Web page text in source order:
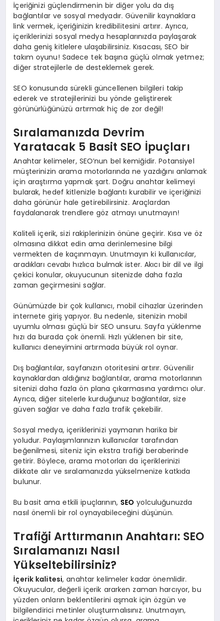
İçeriğinizi güçlendirmenin bir diğer yolu da dış
bağlantılar ve sosyal medyadır. Güvenilir kaynaklara
link vermek, içeriğinizin kredibilitesini artırır. Ayrıca,
içeriklerinizi sosyal medya hesaplarınızda paylaşarak
daha geniş kitlelere ulaşabilirsiniz. Kısacası, SEO bir
takım oyunu! Sadece tek başına güçlü olmak yetmez;
diğer stratejilerle de desteklemek gerek.
SEO konusunda sürekli güncellenen bilgileri takip
ederek ve stratejilerinizi bu yönde geliştirerek
görünürlüğünüzü artırmak hiç de zor değil!
Sıralamanızda Devrim
Yaratacak 5 Basit SEO İpuçları
Anahtar kelimeler, SEO’nun bel kemiğidir. Potansiyel
müşterinizin arama motorlarında ne yazdığını anlamak
için araştırma yapmak şart. Doğru anahtar kelimeyi
bularak, hedef kitlenizle bağlantı kurabilir ve içeriğinizi
daha görünür hale getirebilirsiniz. Araçlardan
faydalanarak trendlere göz atmayı unutmayın!
Kaliteli içerik, sizi rakiplerinizin önüne geçirir. Kısa ve öz
olmasına dikkat edin ama derinlemesine bilgi
vermekten de kaçınmayın. Unutmayın ki kullanıcılar,
aradıkları cevabı hızlıca bulmak ister. Akıcı bir dil ve ilgi
çekici konular, okuyucunun sitenizde daha fazla
zaman geçirmesini sağlar.
Günümüzde bir çok kullanıcı, mobil cihazlar üzerinden
internete giriş yapıyor. Bu nedenle, sitenizin mobil
uyumlu olması güçlü bir SEO unsuru. Sayfa yüklenme
hızı da burada çok önemli. Hızlı yüklenen bir site,
kullanıcı deneyimini artırmada büyük rol oynar.
Dış bağlantılar, sayfanızın otoritesini artırır. Güvenilir
kaynaklardan aldığınız bağlantılar, arama motorlarının
sitenizi daha fazla ön plana çıkarmasına yardımcı olur.
Ayrıca, diğer sitelerle kurduğunuz bağlantılar, size
güven sağlar ve daha fazla trafik çekebilir.
Sosyal medya, içeriklerinizi yaymanın harika bir
yoludur. Paylaşımlarınızın kullanıcılar tarafından
beğenilmesi, siteniz için ekstra trafiği beraberinde
getirir. Böylece, arama motorları da içeriklerinizi
dikkate alır ve sıralamanızda yükselmenize katkıda
bulunur.
Bu basit ama etkili ipuçlarının, SEO yolculuğunuzda
nasıl önemli bir rol oynayabileceğini düşünün.
Trafiği Arttırmanın Anahtarı: SEO
Sıralamanızı Nasıl
Yükseltebilirsiniz?
İçerik kalitesi, anahtar kelimeler kadar önemlidir.
Okuyucular, değerli içerik ararken zaman harcıyor, bu
yüzden onların beklentilerini aşmak için özgün ve
bilgilendirici metinler oluşturmalısınız. Unutmayın,